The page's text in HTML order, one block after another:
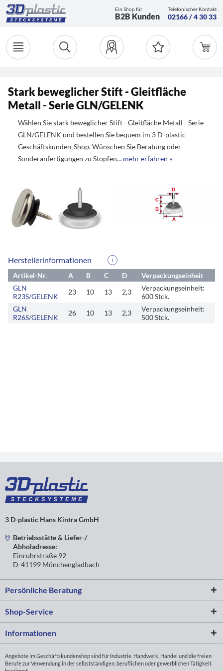
Ein Shop für
B2B Kunden
Telefonischer Kontakt
02166 / 4 30 33
Stark beweglicher Stift - Gleitfläche
Metall - Serie GLN/GELENK
Wählen Sie stark beweglicher Stift - Gleitfläche Metall - Serie
GLN/GELENK und bestellen Sie bequem im 3 D-plastic
Geschäftskunden-Shop. Wünschen Sie Beratung oder
Sonderanfertigungen zu Stopfen... mehr erfahren »
Herstellerinformationen i
Artikel-Nr. A B C D
Verpackungseinheit
GLN
R23S/GELENK
23 10 13 2,3
Verpackungseinheit:
600 Stck.
GLN
R26S/GELENK
26 10 13 2,3
Verpackungseinheit:
500 Stck.
3 D-plastic Hans Kintra GmbH
Betriebsstätte & Liefer-/
Abholadresse:
Einruhrstraße 92
D-41199 Mönchengladbach
Persönliche Beratung
Shop-Service
Informationen
Angebote im Geschäftskundenshop sind für Industrie, Handwerk, Handel und die freien
Berufe zur Verwendung in der selbstständigen, beruflichen oder gewerblichen Tätigkeit